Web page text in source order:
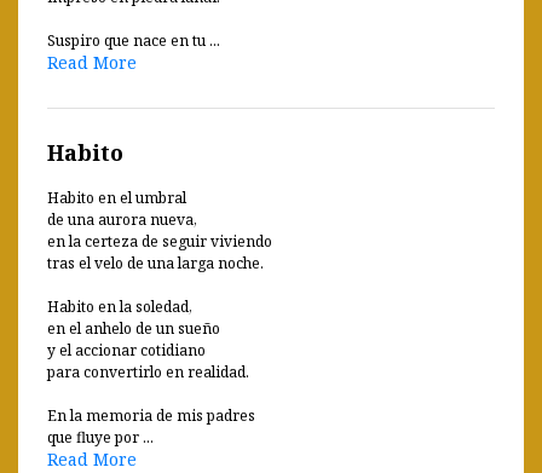
Suspiro que nace en tu ...
Read More
Habito
Habito en el umbral
de una aurora nueva,
en la certeza de seguir viviendo
tras el velo de una larga noche.
Habito en la soledad,
en el anhelo de un sueño
y el accionar cotidiano
para convertirlo en realidad.
En la memoria de mis padres
que fluye por ...
Read More